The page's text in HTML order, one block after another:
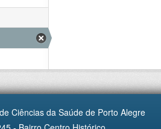
Ciências da Saúde de Porto Alegre